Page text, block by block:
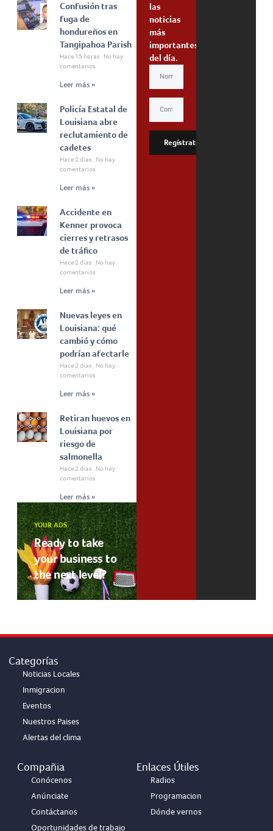
Confusión tras
fuga de
hondureños en
Tangipahoa Parish
Hace 15 horas
No hay
comentarios
Leer más »
Policía Estatal de
Louisiana abre
reclutamiento de
cadetes
Hace 2 días
No hay
comentarios
Leer más »
Accidente en
Kenner provoca
cierres y retrasos
de tráfico
Hace 2 días
No hay
comentarios
Leer más »
Nuevas leyes en
Louisiana: qué
cambió y cómo
podrían afectarle
Hace 2 días
No hay
comentarios
Leer más »
Retiran huevos en
Louisiana por
riesgo de
salmonella
Hace 2 días
No hay
comentarios
Leer más »
YOUR ADS
Ready to take
your business to
the next level?
las
noticias
más
importantes
del día.
Regístrate
Categorías
Noticias Locales
Inmigracion
Eventos
Nuestros Paises
Alertas del clima
Compañia
Conócenos
Anúnciate
Contáctanos
Oportunidades de trabajo
Enlaces Útiles
Radios
Programacion
Dónde vernos